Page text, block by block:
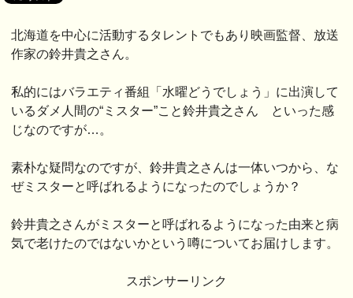
北海道を中心に活動するタレントでもあり映画監督、放送
作家の鈴井貴之さん。
私的にはバラエティ番組「水曜どうでしょう」に出演して
いるダメ人間の“ミスター”こと鈴井貴之さん といった感
じなのですが…。
素朴な疑問なのですが、鈴井貴之さんは一体いつから、な
ぜミスターと呼ばれるようになったのでしょうか？
鈴井貴之さんがミスターと呼ばれるようになった由来と病
気で老けたのではないかという噂についてお届けします。
スポンサーリンク